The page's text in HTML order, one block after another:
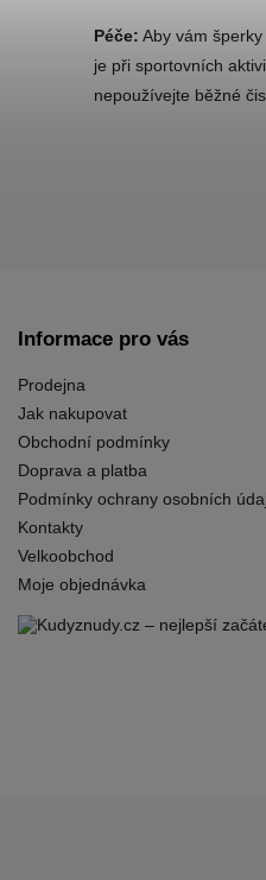
Péče: Aby vám
je při sportovních
nepoužívejte běžné
Informace pro vás
Prodejna
Jak nakupovat
Obchodní podmínky
Doprava a platba
Podmínky ochrany osobních
Kontakty
Velkoobchod
Moje objednávka